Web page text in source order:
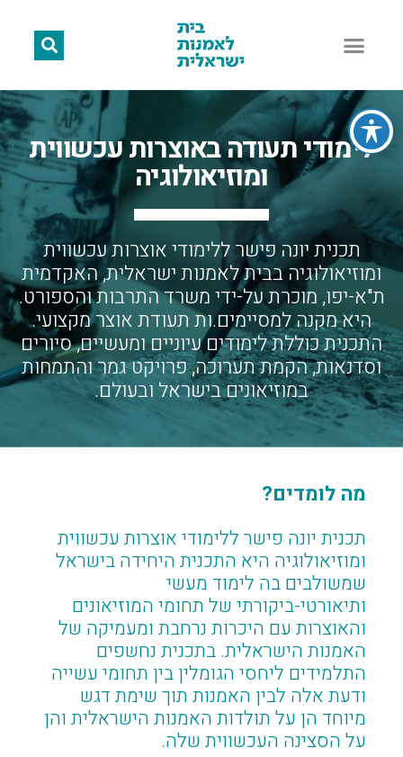
לימודי תעודה באוצרות עכשווית
ומוזיאולוגיה
תכנית יונה פישר ללימודי אוצרות עכשווית
ומוזיאולוגיה בבית לאמנות ישראלית, האקדמית
ת"א-יפו, מוכרת על-ידי משרד התרבות והספורט.
היא מקנה למסיימים.ות תעודת אוצר מקצועי.
התכנית כוללת לימודים עיוניים ומעשיים, סיורים
וסדנאות, הקמת תערוכה, פרויקט גמר והתמחות
במוזיאונים בישראל ובעולם.
מה לומדים?
תכנית יונה פישר ללימודי אוצרות עכשווית
ומוזיאולוגיה היא התכנית היחידה בישראל
שמשולבים בה לימוד מעשי
ותיאורטי-ביקורתי של תחומי המוזיאונים
והאוצרות עם היכרות נרחבת ומעמיקה של
האמנות הישראלית. בתכנית נחשפים
התלמידים ליחסי הגומלין בין תחומי עשייה
ודעת אלה לבין האמנות תוך שימת דגש
מיוחד הן על תולדות האמנות הישראלית והן
על הסצינה העכשווית שלה.